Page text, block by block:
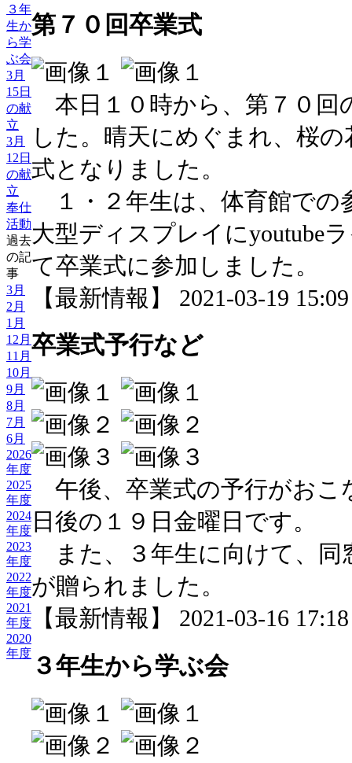
３年
生か
ら学
ぶ会
3月
15日
の献
立
3月
12日
の献
立
奉仕
活動
過去
の記
事
3月
2月
1月
12月
11月
10月
9月
8月
7月
6月
2026
年度
2025
年度
2024
年度
2023
年度
2022
年度
2021
年度
2020
年度
第７０回卒業式
本日１０時から、第７０回
した。晴天にめぐまれ、桜
式となりました。
１・２年生は、体育館での
大型ディスプレイにyoutube
て卒業式に参加しました。
【最新情報】 2021-03-19
卒業式予行など
午後、卒業式の予行がおこ
日後の１９日金曜日です。
また、３年生に向けて、同
が贈られました。
【最新情報】 2021-03-16
３年生から学ぶ会